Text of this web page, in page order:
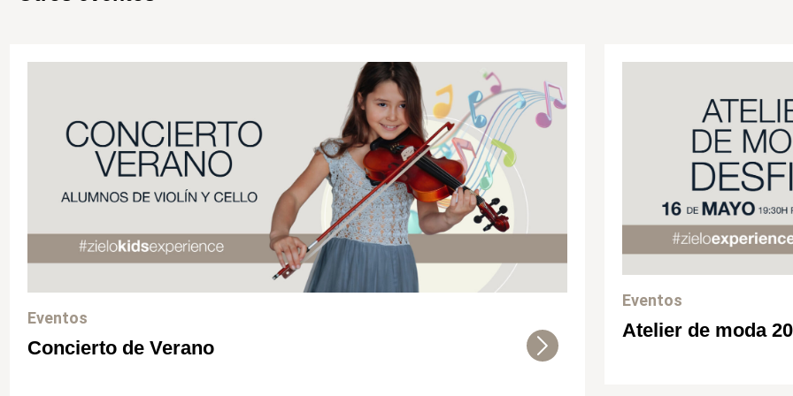
Eventos
Concierto de Verano
Eventos
Atelier de moda